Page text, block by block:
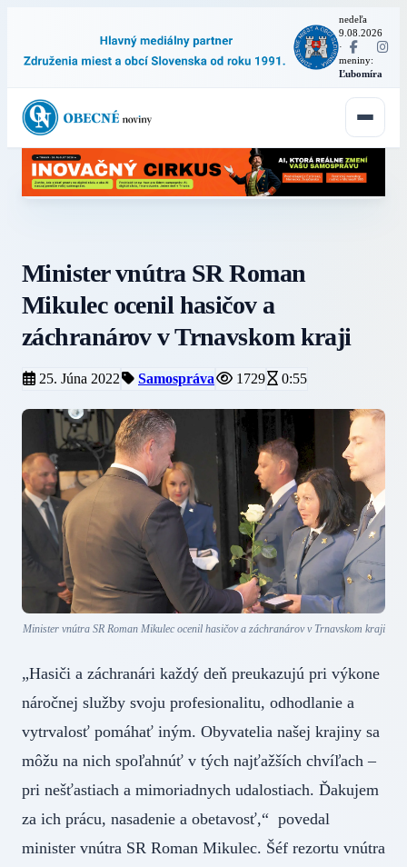
nedeľa
9.08.2026
·
meniny:
Ľubomíra
Minister vnútra SR Roman
Mikulec ocenil hasičov a
záchranárov v Trnavskom kraji
25. Júna 2022 Samospráva 1729 0:55
Minister vnútra SR Roman Mikulec ocenil hasičov a záchranárov v Trnavskom kraji
„Hasiči a záchranári každý deň preukazujú pri výkone
náročnej služby svoju profesionalitu, odhodlanie a
vytrvalosť pomáhať iným. Obyvatelia našej krajiny sa
môžu na nich spoľahnúť v tých najťažších chvíľach –
pri nešťastiach a mimoriadnych udalostiach. Ďakujem
za ich prácu, nasadenie a obetavosť,“ povedal
minister vnútra SR Roman Mikulec. Šéf rezortu vnútra